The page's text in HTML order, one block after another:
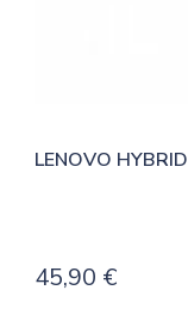
LENOVO
45,90 €